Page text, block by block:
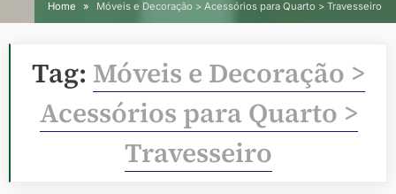
Home Móveis e Decoração > Acessórios para Quarto > Travesseiro
Tag: Móveis e Decoração >
Acessórios para Quarto >
Travesseiro